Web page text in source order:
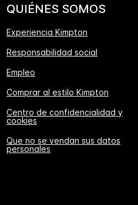
QUIÉNES SOMOS
Experiencia Kimpton
Responsabilidad social
Empleo
Comprar al estilo Kimpton
Centro de confidencialidad y
cookies
Que no se vendan sus datos
personales